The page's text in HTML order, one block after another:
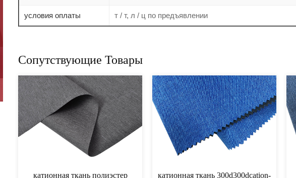
условия оплаты т / т, л / ц по предъявлении
Сопутствующие Товары
ткань pu катионная
катионная ткань пвх